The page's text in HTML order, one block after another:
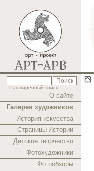
Расширенный поиск
О сайте
Галерея художников
История искусства
Страницы Истории
Детское творчество
Фотохудожники
Фотообзоры